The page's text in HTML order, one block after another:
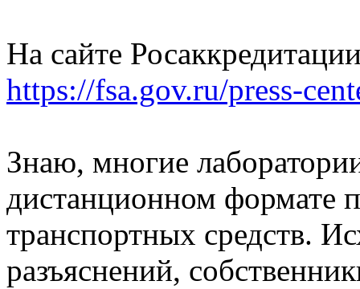
На сайте
https://fsa.gov.ru/press-
Знаю, многие
дистанционном формате
транспортных средств.
разъяснений,